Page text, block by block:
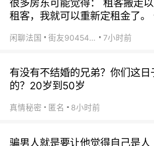
很多房东可能觉得： 租客搬走
租客，我就可以重新定租金了。
闲聊法国 街友90454511 7小时前
有没有不结婚的兄弟？你们这日
的？20岁到50岁
真情秘密 匿名 8小时前
骗男人就是要让他觉得自己是人